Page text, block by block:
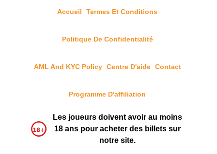
Accueil Termes Et Conditions
Politique De Confidentialité
AML And KYC Policy Centre D'aide Contact
Programme D'affiliation
Les joueurs doivent avoir au moins
18 ans pour acheter des billets sur
notre site.